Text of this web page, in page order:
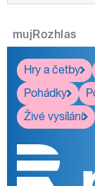
mujRozhlas
Hry a četby
Pohádky
Živé vysílání